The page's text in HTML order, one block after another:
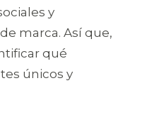
y
marca. Así que,
qué
únicos y